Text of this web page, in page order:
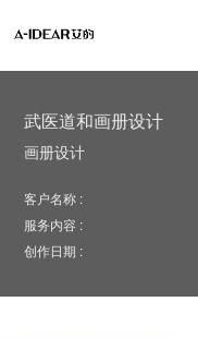
武医道和画册设计
画册设计
客户名称 :
服务内容 :
创作日期 :